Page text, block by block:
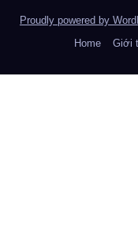
Proudly powered by
Home
Giới